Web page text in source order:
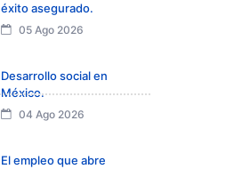
éxito asegurado.
05 Ago 2026
Desarrollo social en
México.
04 Ago 2026
El empleo que abre